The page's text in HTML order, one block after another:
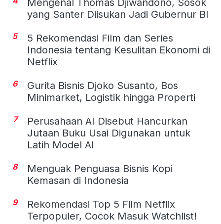
Mengenal Thomas Djiwandono, Sosok
yang Santer Diisukan Jadi Gubernur BI
5
5 Rekomendasi Film dan Series
Indonesia tentang Kesulitan Ekonomi di
Netflix
6
Gurita Bisnis Djoko Susanto, Bos
Minimarket, Logistik hingga Properti
7
Perusahaan AI Disebut Hancurkan
Jutaan Buku Usai Digunakan untuk
Latih Model AI
8
Menguak Penguasa Bisnis Kopi
Kemasan di Indonesia
9
Rekomendasi Top 5 Film Netflix
Terpopuler, Cocok Masuk Watchlist!